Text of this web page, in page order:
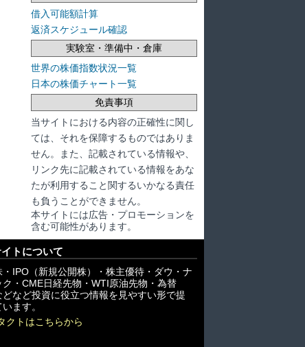
借入可能額計算
返済スケジュール確認
実験室・準備中・倉庫
世界の株価指数状況一覧
日本の株価チャート一覧
免責事項
当サイトにおける内容の正確性に関し
ては、それを保障するものではありま
せん。また、記載されている情報や、
リンク先に記載されている情報をあな
たが利用すること関するいかなる責任
も負うことができません。
本サイトには広告・プロモーションを
含む可能性があります。
トについて
・IPO（新規公開株）・株主優待・ダウ・ナ
ク・CME日経先物・WTI原油先物・為替
どなど投資に役立つ情報を見やすい形で提
ます。
クトはこちらから